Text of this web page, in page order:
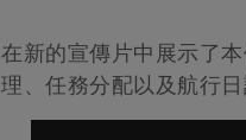
在新的宣傳片中展示了
理、任務分配以及航行日